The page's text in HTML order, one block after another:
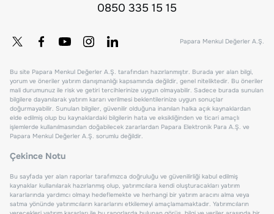
0850 335 15 15
Papara Menkul Değerler A.Ş.
Bu site Papara Menkul Değerler A.Ş. tarafından hazırlanmıştır. Burada yer alan bilgi,
yorum ve öneriler yatırım danışmanlığı kapsamında değildir, genel niteliktedir. Bu öneriler
mali durumunuz ile risk ve getiri tercihlerinize uygun olmayabilir. Sadece burada sunulan
bilgilere dayanılarak yatırım kararı verilmesi beklentilerinize uygun sonuçlar
doğurmayabilir. Sunulan bilgiler, güvenilir olduğuna inanılan halka açık kaynaklardan
elde edilmiş olup bu kaynaklardaki bilgilerin hata ve eksikliğinden ve ticari amaçlı
işlemlerde kullanılmasından doğabilecek zararlardan Papara Elektronik Para A.Ş. ve
Papara Menkul Değerler A.Ş. sorumlu değildir.
Çekince Notu
Bu sayfada yer alan raporlar tarafımızca doğruluğu ve güvenilirliği kabul edilmiş
kaynaklar kullanılarak hazırlanmış olup, yatırımcılara kendi oluşturacakları yatırım
kararlarında yardımcı olmayı hedeflemekte ve herhangi bir yatırım aracını alma veya
satma yönünde yatırımcıların kararlarını etkilemeyi amaçlamamaktadır. Yatırımcıların